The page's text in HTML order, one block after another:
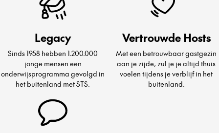
Legacy
Sinds 1958 hebben 1.200.000
jonge mensen een
onderwijsprogramma gevolgd in
het buitenland met STS.
Vertrouwde Hosts
Met een betrouwbaar gastgezin
aan je zijde, zul je je altijd thuis
voelen tijdens je verblijf in het
buitenland.